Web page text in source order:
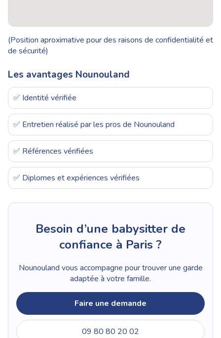
(Position aproximative pour des raisons de confidentialité et
de sécurité)
Les avantages Nounouland
✅ Identité vérifiée
✅ Entretien réalisé par les pros de Nounouland
✅ Références vérifiées
✅ Diplomes et expériences vérifiées
Besoin d’une babysitter de
confiance à Paris ?
Nounouland vous accompagne pour trouver une garde
adaptée à votre famille.
Faire une demande
09 80 80 20 02